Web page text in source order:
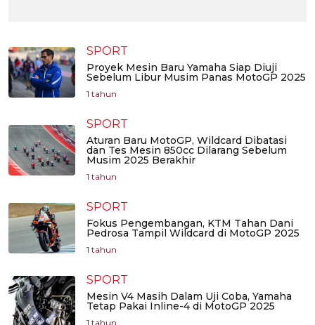
SPORT
Proyek Mesin Baru Yamaha Siap Diuji
Sebelum Libur Musim Panas MotoGP 2025
1 tahun
SPORT
Aturan Baru MotoGP, Wildcard Dibatasi
dan Tes Mesin 850cc Dilarang Sebelum
Musim 2025 Berakhir
1 tahun
SPORT
Fokus Pengembangan, KTM Tahan Dani
Pedrosa Tampil Wildcard di MotoGP 2025
1 tahun
SPORT
Mesin V4 Masih Dalam Uji Coba, Yamaha
Tetap Pakai Inline-4 di MotoGP 2025
1 tahun